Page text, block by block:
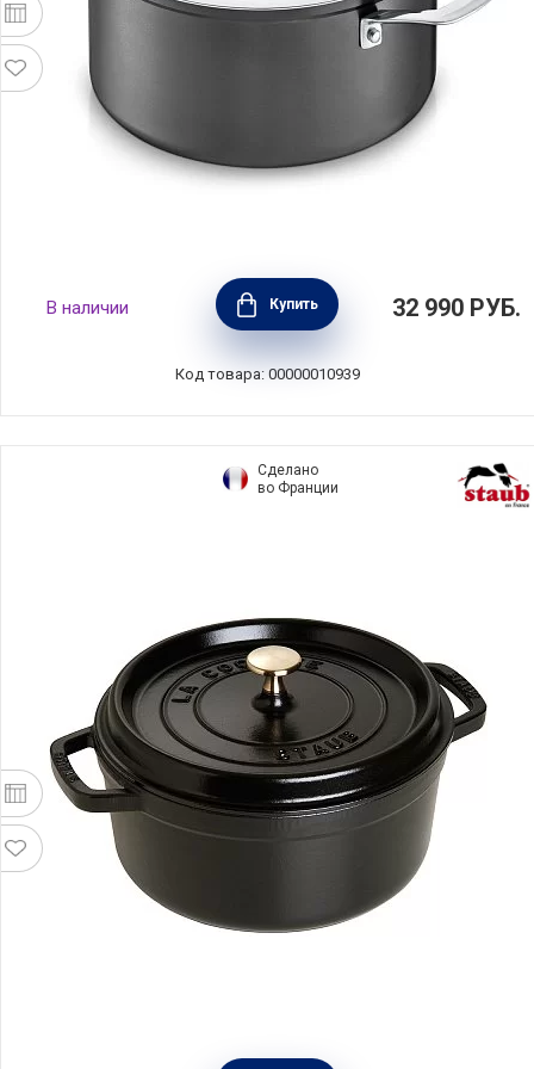
Кастрюля с антипригарным покрытием Titan
7 л, диаметр 28 см, кованый алюминий,
BEKA, Бельгия, 13561284
В наличии Купить 32 990 РУБ.
Код товара: 00000010939
Сделано
во Франции